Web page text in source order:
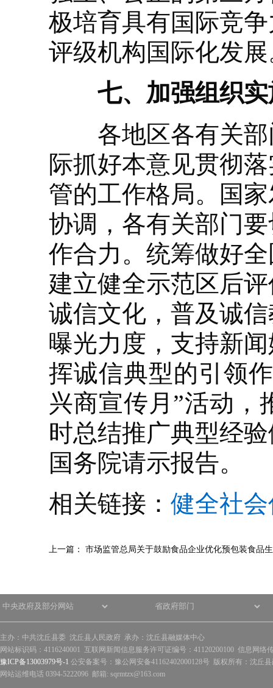
极培育具有国际竞
评级机构国际化发
七、加强组织实
各地区各有关部
际抓好本意见贯彻
管的工作格局。国
协调，各有关部门
作合力。统筹做好
建立健全示范区后
诚信文化，普及诚
曝光力度，支持新
挥诚信典型的引领
兴商宣传月”活动，
时总结推广典型经
国务院请示报告。
相关链接： 健全社
上一篇： 市场监管总局关于鼓励食品企业优化预包装食品
主办：中共沈丘县委 沈丘县人民政府 承办：沈丘县融媒体中心
网站标识码：4116240001 互联网新闻信息服务许可证编号：41120200100 信息网络
豫ICP备13003979号-1 公安备案号：豫公网安备41162402000128号 版权所有：沈丘
网站运维电话 0394-5222096 邮箱: sqrmtzx@163.com